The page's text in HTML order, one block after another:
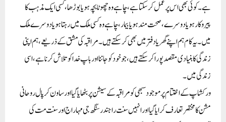
ہے۔ کوئی بھی اس پر عمل کر سکتا ہے، چاہے وہ چھوٹا بچہ ہو یا بوڑھا، کسی ایک مذہب کا
پیروکار ہو یا دوسرے، صحت مند ہو یا بیمار، چاہے وہ کسی ملک میں رہتا ہو یا دوسرے ملک
میں۔ یہ کام ہم اپنے گھر یا دفتر میں بھی کر سکتے ہیں۔ مراقبہ کی مشق کے ذریعے، ہم اپنی
زندگی کا بنیادی مقصد پورا کر سکتے ہیں، جو خود کو جاننا اور باپ خدا کو تلاش کرنا ہے، اسی
زندگی میں۔
ورکشاپ کے اختتام پر موجود سبھی کو مراقبہ کے سیشن پر بٹھایا گیا اور ساون کرپال روحانی
مشن کا مختصر تعارف کرایا گیا اور انہیں سنت راجندر سنگھ جی مہاراج اور سنت مت کی